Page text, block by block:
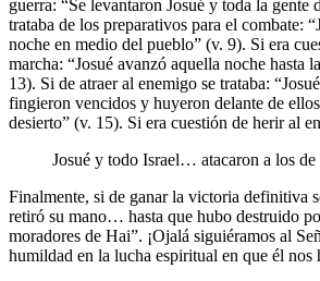
guerra: “Se levantaron Josué y toda la gente
trataba de los preparativos para el combate:
noche en medio del pueblo” (v. 9). Si era
marcha: “Josué avanzó aquella noche hasta
13). Si de atraer al enemigo se trataba:
fingieron vencidos y huyeron delante de
desierto” (v. 15). Si era cuestión de herir al
Josué y todo Israel… atacaron a los
Finalmente, si de ganar la victoria definitiva
retiró su mano… hasta que hubo destruido
moradores de Hai”. ¡Ojalá siguiéramos al
humildad en la lucha espiritual en que él nos